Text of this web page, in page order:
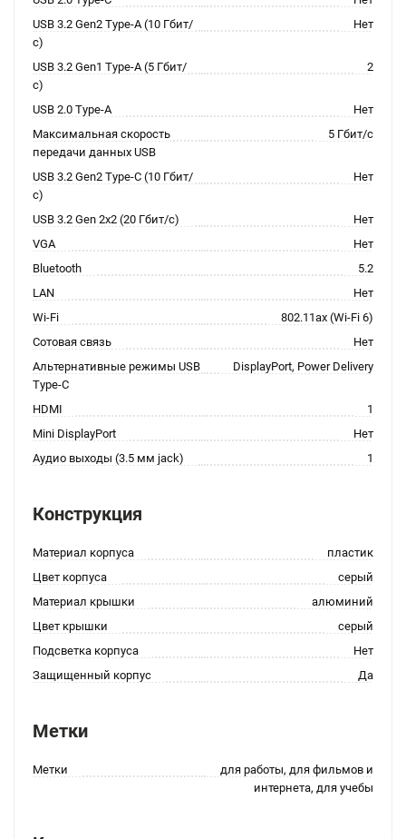
USB 3.2 Gen2 Type-A (10 Гбит/
с)
Нет
USB 3.2 Gen1 Type-A (5 Гбит/
с)
2
USB 2.0 Type-A
Нет
Максимальная скорость
передачи данных USB
5 Гбит/с
USB 3.2 Gen2 Type-C (10 Гбит/
с)
Нет
USB 3.2 Gen 2x2 (20 Гбит/с)
Нет
VGA
Нет
Bluetooth
5.2
LAN
Нет
Wi-Fi
802.11ax (Wi-Fi 6)
Сотовая связь
Нет
Альтернативные режимы USB
Type-C
DisplayPort, Power Delivery
HDMI
1
Mini DisplayPort
Нет
Аудио выходы (3.5 мм jack)
1
Конструкция
Материал корпуса
пластик
Цвет корпуса
серый
Материал крышки
алюминий
Цвет крышки
серый
Подсветка корпуса
Нет
Защищенный корпус
Да
Метки
Метки
для работы, для фильмов и
интернета, для учебы